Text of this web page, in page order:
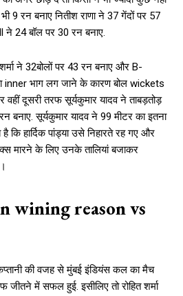
9 रन बनाए नितीश राणा ने 37 गेंदों पर 57
24 बॉल पर 30 रन बनाए.
ने 32बोलों पर 43 रन बनाए और B-
inner भाग लग जाने के कारण बोल wickets
दूसरी तरफ सूर्यकुमार यादव ने ताबड़तोड़
बनाए. सूर्यकुमार यादव ने 99 मीटर का इतना
कि हार्दिक पांड्या उसे निहारते रह गए और
मारने के लिए उनके तालियां बजाकर
wining reason vs
कप्तानी की वजह से मुंबई इंडियंस कल का मैच
जीतने में सफल हुई. इसीलिए तो रोहित शर्मा